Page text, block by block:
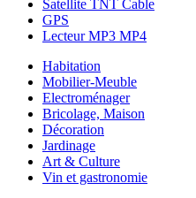
Satellite TNT Cable
GPS
Lecteur MP3 MP4
Habitation
Mobilier-Meuble
Electroménager
Bricolage, Maison
Décoration
Jardinage
Art & Culture
Vin et gastronomie